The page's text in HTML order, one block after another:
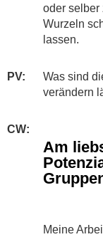
oder selber
Wurzeln
lassen.
PV:
​​​Was sind
verändern
CW:
Am
Meine